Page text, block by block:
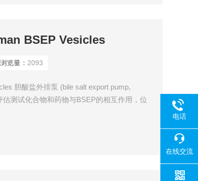
BSEP Vesicles
浏览量： 2093
胆酸盐外排泵 (bile salt export pump,
测试化合物和药物与BSEP的相互作用，位
转运蛋白，在肝脏胆汁酸排泄中起着关键作
电话
在线交流